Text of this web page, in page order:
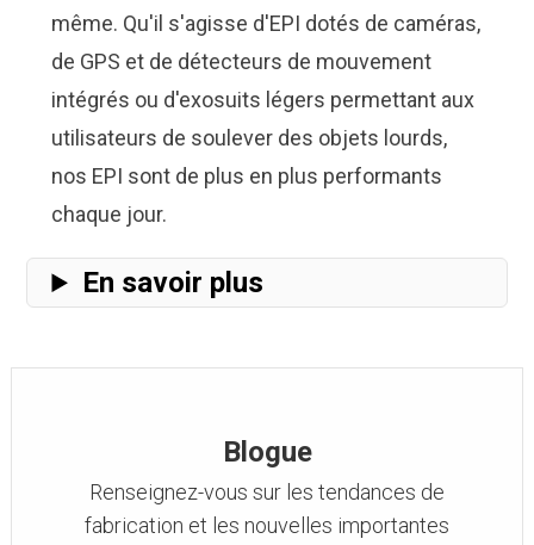
même. Qu'il s'agisse d'EPI dotés de caméras,
de GPS et de détecteurs de mouvement
intégrés ou d'exosuits légers permettant aux
utilisateurs de soulever des objets lourds,
nos EPI sont de plus en plus performants
chaque jour.
En savoir plus
Blogue
Renseignez-vous sur les tendances de
fabrication et les nouvelles importantes